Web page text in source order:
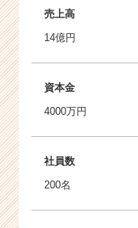
売上高
14億円
資本金
4000万円
社員数
200名